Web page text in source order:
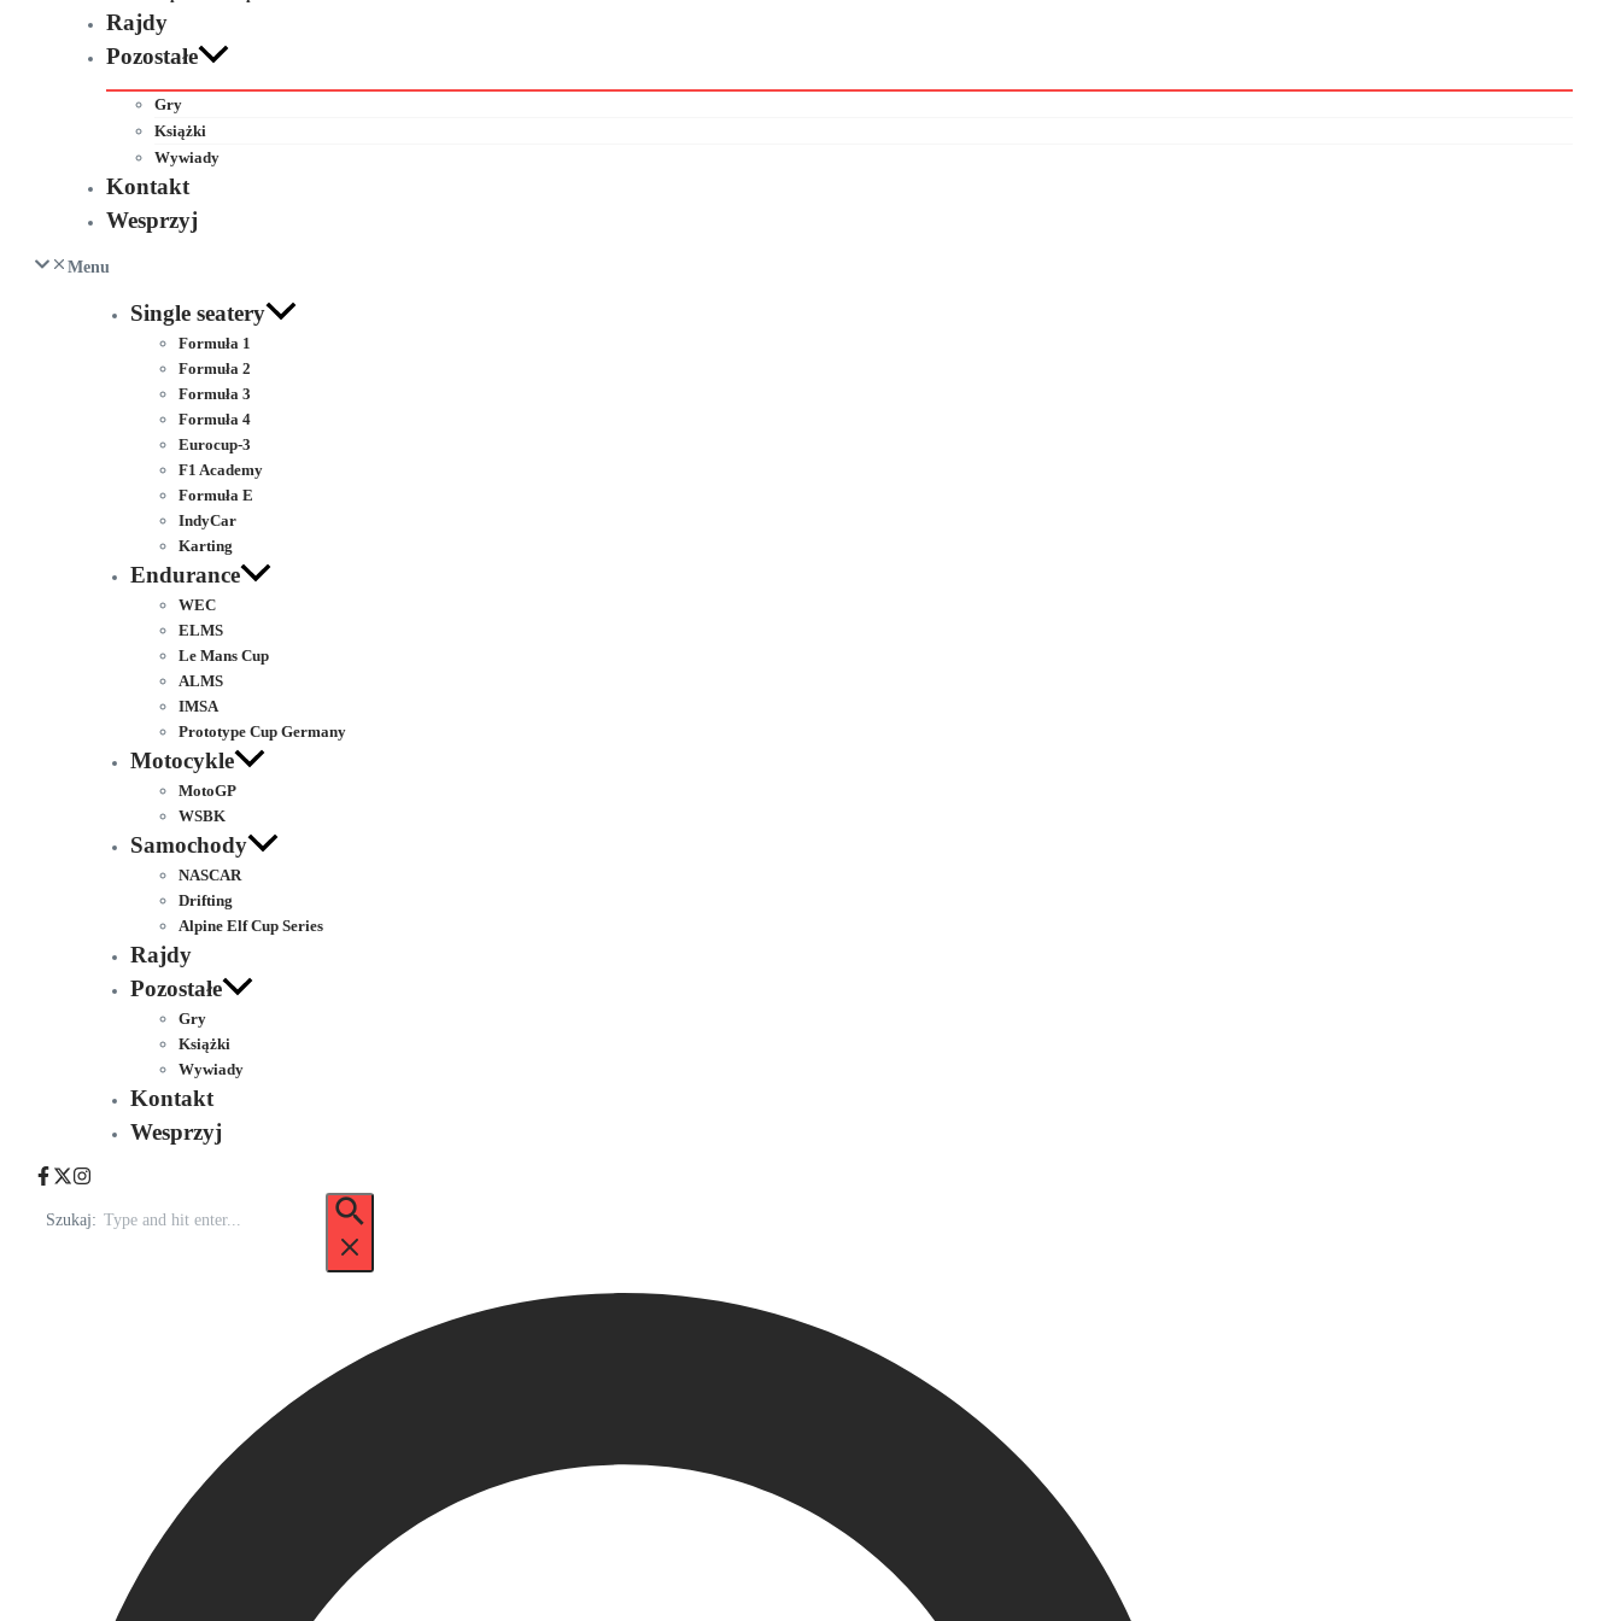
Rajdy
Pozostałe
Gry
Książki
Wywiady
Kontakt
Wesprzyj
Menu
Single seatery
Formuła 1
Formuła 2
Formuła 3
Formuła 4
Eurocup-3
F1 Academy
Formuła E
IndyCar
Karting
Endurance
WEC
ELMS
Le Mans Cup
ALMS
IMSA
Prototype Cup Germany
Motocykle
MotoGP
WSBK
Samochody
NASCAR
Drifting
Alpine Elf Cup Series
Rajdy
Pozostałe
Gry
Książki
Wywiady
Kontakt
Wesprzyj
Szukaj: